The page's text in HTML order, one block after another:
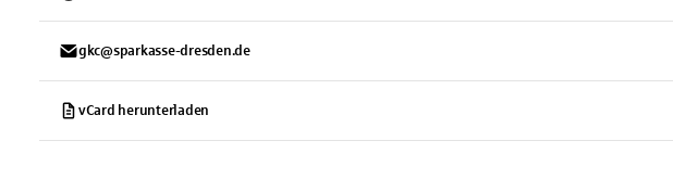
gkc@sparkasse-dresden.de
vCard herunterladen